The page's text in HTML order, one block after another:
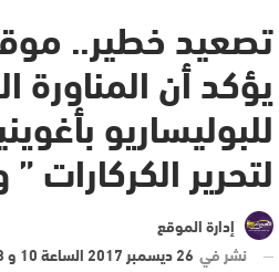
تصعيد خطير..
يؤكد أن المناورة
للبوليساريو
لتحرير الكركارات ”
إدارة الموقع
نشر في 26 ديسمبر 2017 الساعة 10 و 28 دقيقة